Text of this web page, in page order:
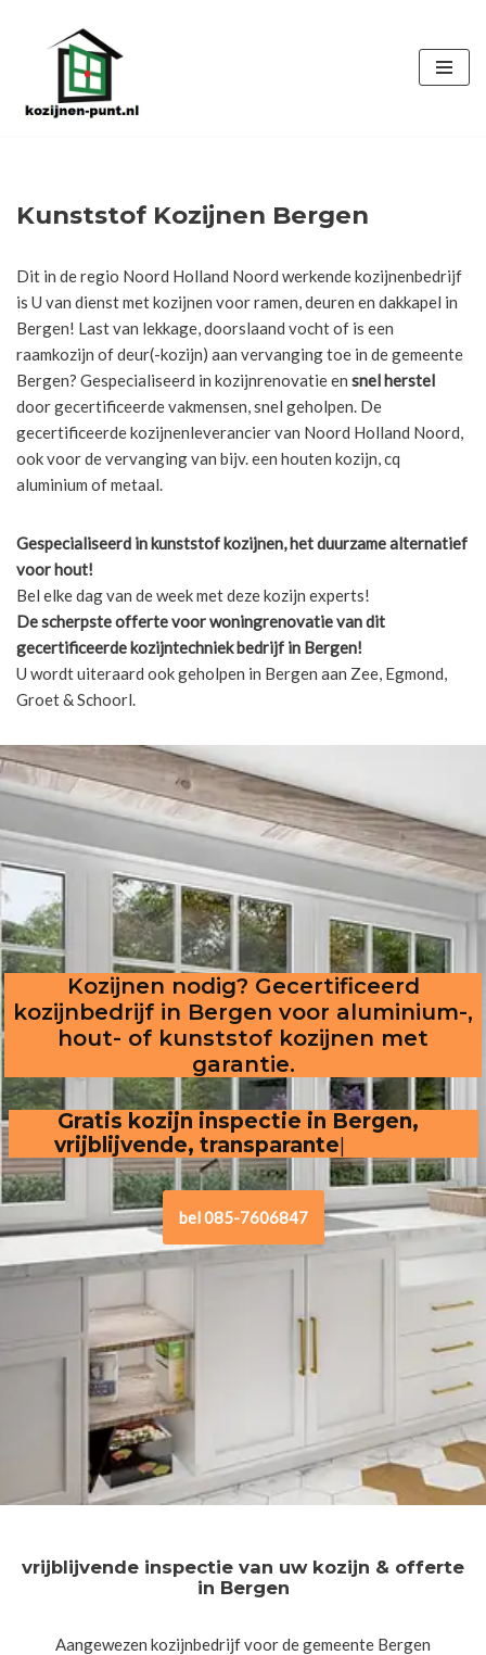
de
Kunststof Kozijnen Bergen
Dit in de regio Noord Holland Noord werkende kozijnenbedrijf
is U van dienst met kozijnen voor ramen, deuren en dakkapel in
Bergen! Last van lekkage, doorslaand vocht of is een
raamkozijn of deur(-kozijn) aan vervanging toe in de gemeente
Bergen? Gespecialiseerd in kozijnrenovatie en snel herstel
door gecertificeerde vakmensen, snel geholpen. De
gecertificeerde kozijnenleverancier van Noord Holland Noord,
ook voor de vervanging van bijv. een houten kozijn, cq
aluminium of metaal.
Gespecialiseerd in kunststof kozijnen, het duurzame alternatief
voor hout!
Bel elke dag van de week met deze kozijn experts!
De scherpsteofferte voor woningrenovatie van dit
gecertificeerde kozijntechniek bedrijf in Bergen!
U wordt uiteraard ook geholpen in Bergen aan Zee, Egmond,
Groet & Schoorl.
Kozijnen nodig? Gecertificeerd
kozijnbedrijf in Bergen voor aluminium-,
hout- of kunststof kozijnen met
garantie.
Gratis kozijn inspectie in Bergen,
vrijblijvende, transparante offerte
bel 085-7606847
vrijblijvende inspectie van uw kozijn & offerte
in Bergen
Aangewezen kozijnbedrijf voor de gemeente Bergen